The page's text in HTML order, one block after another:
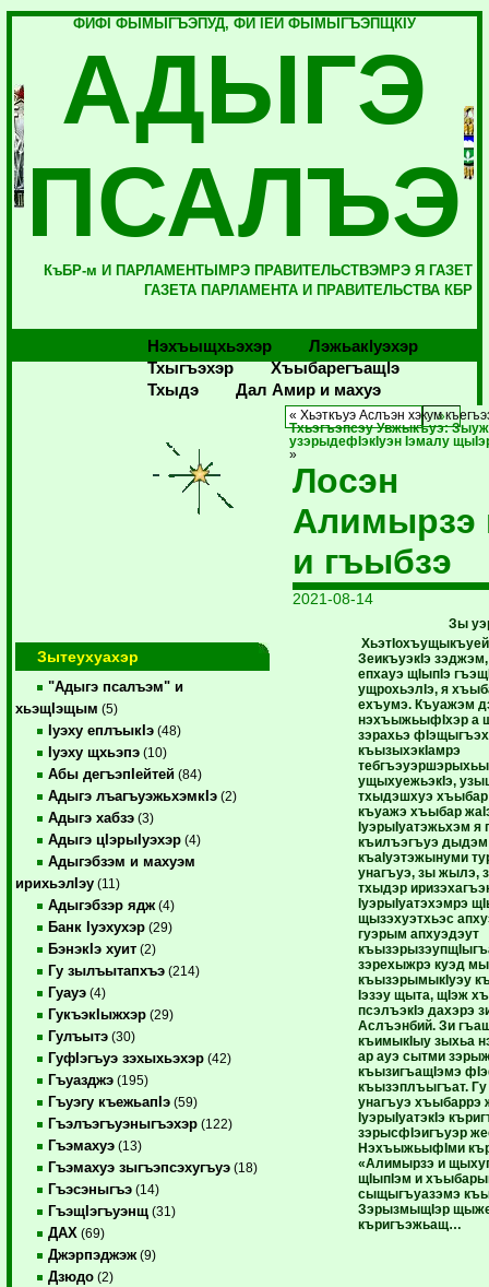
ФИФI ФЫМЫГЪЭПУД, ФИ IЕЙ ФЫМЫГЪЭПЩКIУ
АДЫГЭ
ПСАЛЪЭ
КъБР-м И ПАРЛАМЕНТЫМРЭ ПРАВИТЕЛЬСТВЭМРЭ Я ГАЗЕТ
ГАЗЕТА ПАРЛАМЕНТА И ПРАВИТЕЛЬСТВА КБР
Нэхъыщхьэхэр
Лэжьакlуэхэр
Тхыгъэхэр
Хъыбарегъащlэ
Тхыдэ
Дал Амир и махуэ
Зытеухуахэр
"Адыгэ псалъэм" и
хьэщIэщым (5)
Iуэху еплъыкIэ (48)
Iуэху щхьэпэ (10)
Абы дегъэпIейтей (84)
Адыгэ лъагъуэжьхэмкIэ (2)
Адыгэ хабзэ (3)
Адыгэ цIэрыIуэхэр (4)
Адыгэбзэм и махуэм
ирихьэлIэу (11)
Адыгэбзэр ядж (4)
Банк Iуэхухэр (29)
БэнэкIэ хуит (2)
Гу зылъытапхъэ (214)
Гуауэ (4)
ГукъэкIыжхэр (29)
Гулъытэ (30)
ГуфIэгъуэ зэхыхьэхэр (42)
Гъуазджэ (195)
Гъуэгу къежьапIэ (59)
Гъэлъэгъуэныгъэхэр (122)
Гъэмахуэ (13)
Гъэмахуэ зыгъэпсэхугъуэ (18)
Гъэсэныгъэ (14)
ГъэщIэгъуэнщ (31)
ДАХ (69)
Джэрпэджэж (9)
Дзюдо (2)
« Хьэткъуэ Аслъэн хэкум
Тхьэгъэпсэу Увжыкъуэ:
узэрыдефIэкIуэн Iэмалу
»
Лосэн
Алимырзэ
и гъыбзэ
2021-08-14
Зы
ЗеикъуэкIэ
епхауэ щIыпIэ
ущрохьэлIэ, я
ехъумэ. Къуажэм
нэхъыжьыфIхэр а
зэрахьэ
къызыхэкIамрэ
ущыхуежьэкIэ,
тхыдэшхуэ хъыбар
къуажэ хъыбар
IуэрыIуатэжьхэм я
къилъэгъуэ
къаIуэтэжынуми
унагъуэ, зы жылэ,
тхыдэр
IуэрыIуатэхэмрэ
щызэхуэтхьэс
гуэрым апхуэдэут
зэрехыжрэ куэд
къызэрымыкIуэу
Iэзэу щыта, щIэж
псэлъэкIэ дахэрэ
Аслъэнбий. Зи
къимыкIыу зыхьа
ар ауэ сытми
къызигъащIэмэ
къызэплъыгъат.
унагъуэ хъыбаррэ
IуэрыIуатэкIэ
зэрысфIэигъуэр
НэхъыжьыфIми
«Алимырзэ и
щIыпIэм и
сыщыгъуазэмэ
ЗэрызмыщIэр
къригъэжьащ…